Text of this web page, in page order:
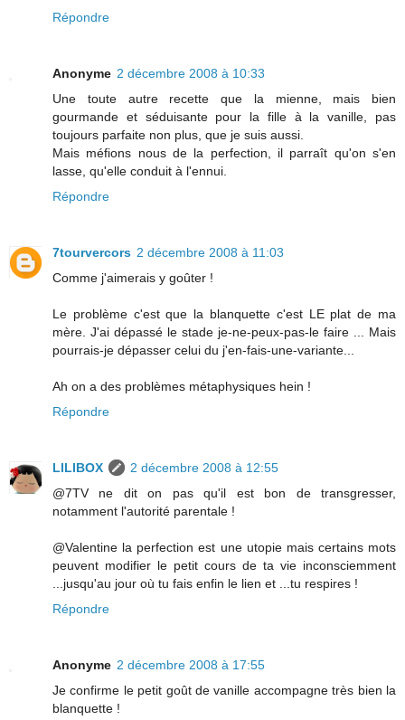
Répondre
Anonyme 2 décembre 2008 à 10:33
Une toute autre recette que la mienne, mais bien
gourmande et séduisante pour la fille à la vanille, pas
toujours parfaite non plus, que je suis aussi.
Mais méfions nous de la perfection, il parraît qu'on s'en
lasse, qu'elle conduit à l'ennui.
Répondre
7tourvercors 2 décembre 2008 à 11:03
Comme j'aimerais y goûter !
Le problème c'est que la blanquette c'est LE plat de ma
mère. J'ai dépassé le stade je-ne-peux-pas-le faire ... Mais
pourrais-je dépasser celui du j'en-fais-une-variante...
Ah on a des problèmes métaphysiques hein !
Répondre
LILIBOX
2 décembre 2008 à 12:55
@7TV ne dit on pas qu'il est bon de transgresser,
notamment l'autorité parentale !
@Valentine la perfection est une utopie mais certains mots
peuvent modifier le petit cours de ta vie inconsciemment
...jusqu'au jour où tu fais enfin le lien et ...tu respires !
Répondre
Anonyme 2 décembre 2008 à 17:55
Je confirme le petit goût de vanille accompagne très bien la
blanquette !